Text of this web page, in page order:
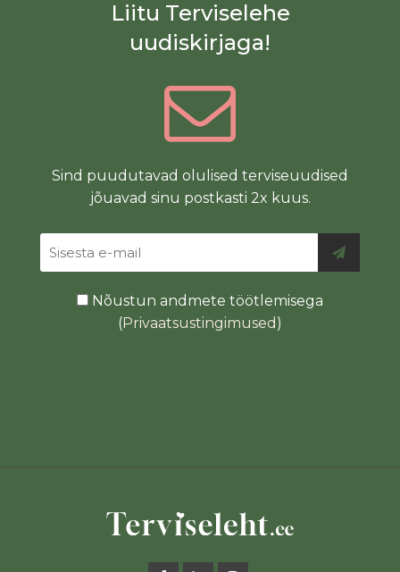
Liitu Terviselehe
uudiskirjaga!
Sind puudutavad olulised terviseuudised
jõuavad sinu postkasti 2x kuus.
Nõustun andmete töötlemisega
(Privaatsustingimused )